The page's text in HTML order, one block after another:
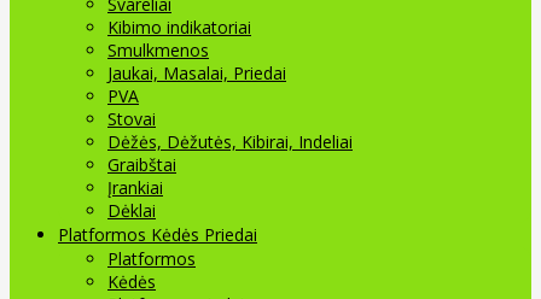
Kibimo indikatoriai
Smulkmenos
Jaukai, Masalai, Priedai
PVA
Stovai
Dėžės, Dėžutės, Kibirai, Indeliai
Graibštai
Įrankiai
Dėklai
Platformos Kėdės Priedai
Platformos
Kėdės